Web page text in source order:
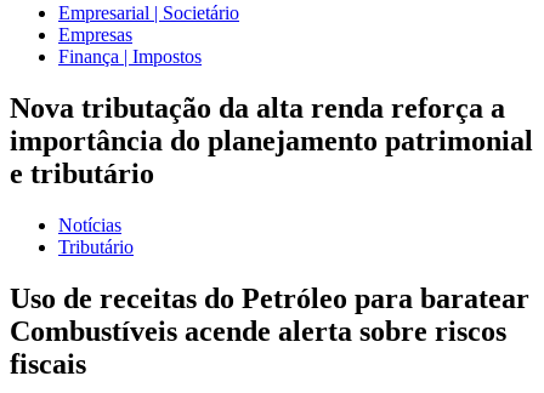
Empresarial | Societário
Empresas
Finança | Impostos
Nova tributação da alta renda reforça a
importância do planejamento patrimonial
e tributário
Notícias
Tributário
Uso de receitas do Petróleo para baratear
Combustíveis acende alerta sobre riscos
fiscais